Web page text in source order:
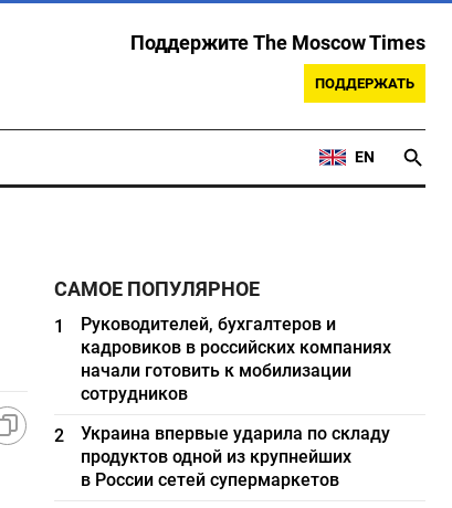
Поддержите The Moscow Times
ПОДДЕРЖАТЬ
EN
САМОЕ ПОПУЛЯРНОЕ
1
Руководителей, бухгалтеров и
кадровиков в российских компаниях
начали готовить к мобилизации
сотрудников
2
Украина впервые ударила по складу
продуктов одной из крупнейших
в России сетей супермаркетов